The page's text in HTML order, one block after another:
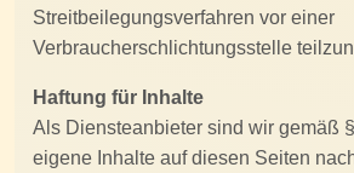
Streitbeilegungsverfahren vor einer
Verbraucherschlichtungsstelle
Haftung für Inhalte
Als Diensteanbieter sind wir gemäß
eigene Inhalte auf diesen Seiten